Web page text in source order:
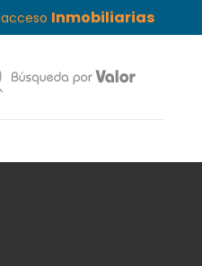
acceso Inmobiliarias